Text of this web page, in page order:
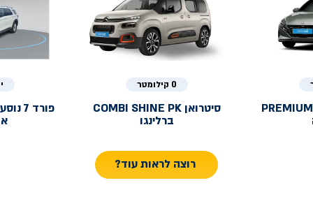
0 קילומטר
סיטרואן COMBI SHINE PK
ברלינגו
פורד
רוצה לראות עוד?